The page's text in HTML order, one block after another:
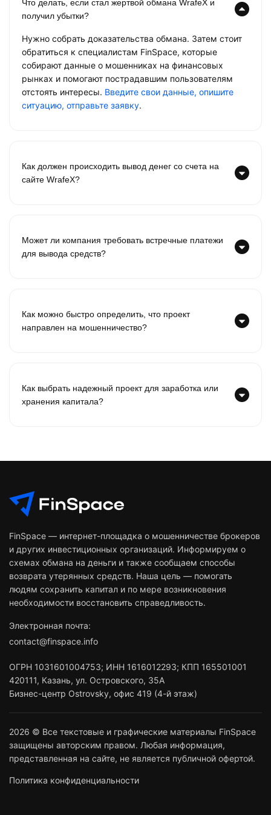
Что делать, если стал жертвой обмана WrafeX и
получил убытки?
Нужно собрать доказательства обмана. Затем стоит
обратиться к специалистам FinSpace, которые
собирают данные о мошенниках на финансовых
рынках и помогают пострадавшим пользователям
отстоять интересы. Введите свои данные, опишите
ситуацию, отправьте заявку.
Как должен происходить вывод денег со счета на
сайте WrafeX?
Может ли компания требовать встречные платежи
для вывода средств?
Как можно быстро определить, что проект
направлен на мошенничество?
Как выбрать надежный проект для заработка или
хранения капитала?
FinSpace — интернет-площадка о мошенничестве брокеров
и других инвестиционных организаций. Информируем о
схемах обмана на деньги и также сообщаем способы
возврата утерянных средств. Наша цель — помогать
людям сохранить капитал и по мере возникновения
необходимости восстановить справедливость.
Электронная почта:
contact@finspace.info
ОГРН 1031601004753; ИНН 1616012293; КПП 165501001
420111, Казань, ул. Островского, 35А
Бизнес-центр Ostrovsky, офис 419 (4-й этаж)
2026 © Все текстовые и графические материалы FinSpace
защищены авторским правом. Любая информация,
представленная на сайте, не является публичной офертой.
Политика конфиденциальности